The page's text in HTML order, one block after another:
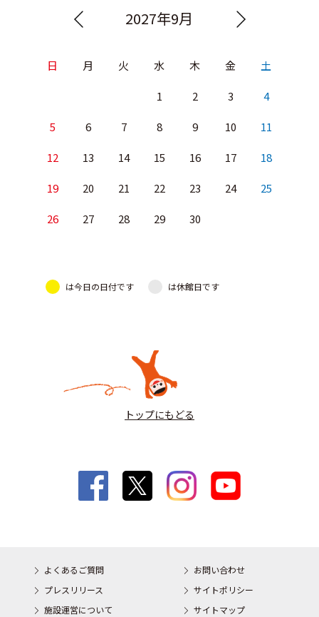
2027年9月
日 月 火 水 木 金 土
1 2 3 4
5 6 7 8 9 10 11
12 13 14 15 16 17 18
19 20 21 22 23 24 25
26 27 28 29 30
は今日の日付です は休館日です
トップにもどる
よくあるご質問
お問い合わせ
プレスリリース
サイトポリシー
施設運営について
サイトマップ